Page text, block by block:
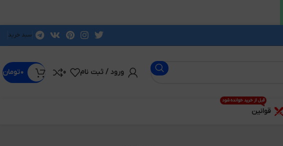
سبد خرید
ورود / ثبت نام 0 ۰تومان
قوانین
قبل از خرید خوانده شود